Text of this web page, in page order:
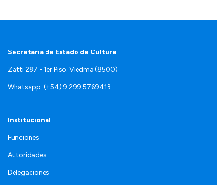
Secretaría de Estado de Cultura
Zatti 287 - 1er Piso. Viedma (8500)
Whatsapp: (+54) 9 299 5769413
Institucional
Funciones
Autoridades
Delegaciones